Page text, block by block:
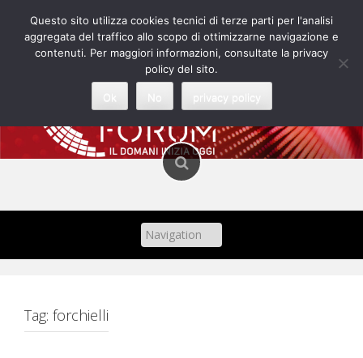
content
Tag: forchielli
Questo sito utilizza cookies tecnici di terze parti per l'analisi
aggregata del traffico allo scopo di ottimizzarne navigazione e
contenuti. Per maggiori informazioni, consultate la privacy
policy del sito.